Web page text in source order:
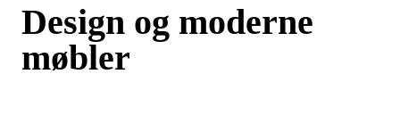
Design og moderne
møbler